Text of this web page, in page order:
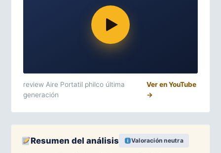
review Aire Portatil philco última
generación
Ver en YouTube
→
Resumen del análisis Valoración neutra